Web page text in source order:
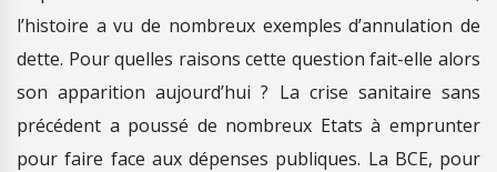
l’histoire a vu de nombreux exemples d’annulation de
dette. Pour quelles raisons cette question fait-elle alors
son apparition aujourd’hui ? La crise sanitaire sans
précédent a poussé de nombreux Etats à emprunter
pour faire face aux dépenses publiques. La BCE, pour